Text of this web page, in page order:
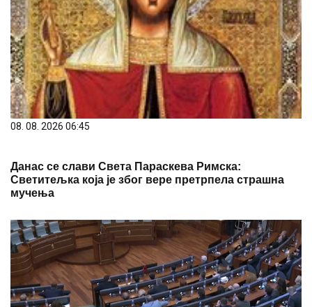
08. 08. 2026 06:45
Данас се слави Света Параскева Римска:
Светитељка која је због вере претрпела страшна
мучења